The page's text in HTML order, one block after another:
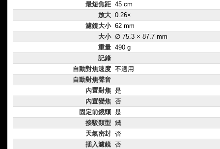
最短焦距 45 cm
放大 0.26×
濾鏡大小 62 mm
大小 ∅ 75.3 × 87.7 mm
重量 490 g
記錄
自動對焦速度 不適用
自動對焦聲音
內置對焦 是
內置變焦 否
固定前鏡頭 是
接駁類型 鐵
天氣密封 否
插入濾鏡 否